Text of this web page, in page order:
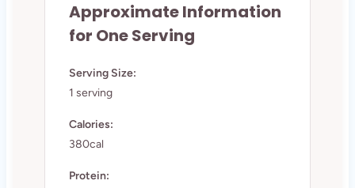
Approximate Information
for One Serving
Serving Size:
1 serving
Calories:
380cal
Protein: